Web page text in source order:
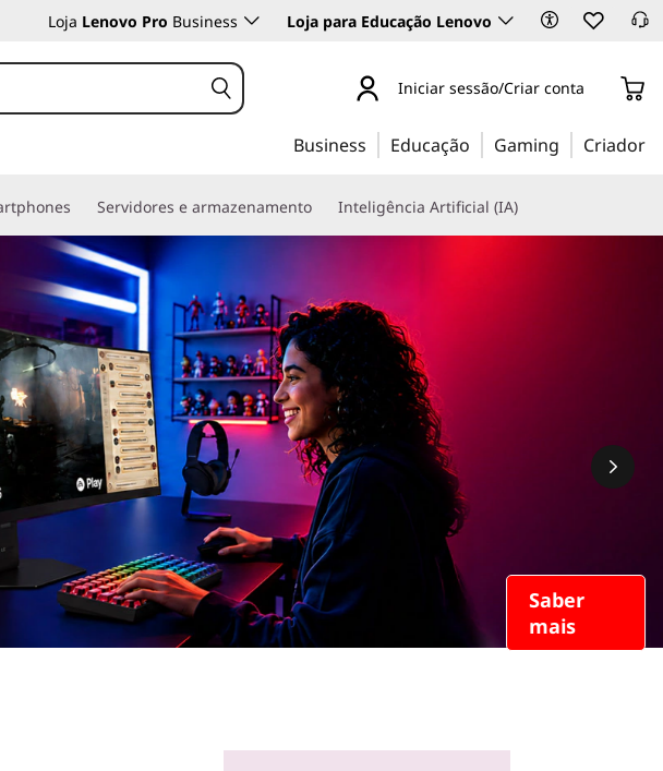
Loja Lenovo Pro Business Loja para Educação Lenovo
Iniciar sessão/Criar conta
Business Educação Gaming Criador
Servidores e armazenamento Inteligência Artificial (IA)
Saber
mais